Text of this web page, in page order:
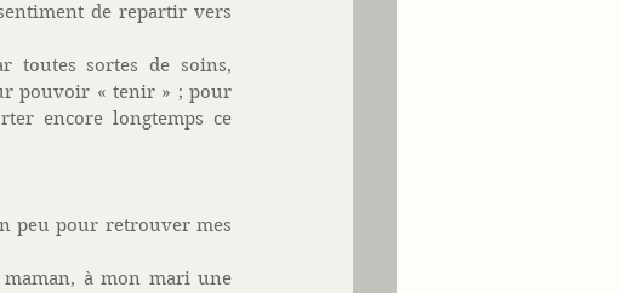
de repartir vers
toutes sortes de soins,
pouvoir « tenir » ; pour
encore longtemps ce
peu pour retrouver mes
à mon mari une